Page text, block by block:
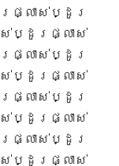
ផ្លាស់ប្ដូរ
ប្ដូរផ្លាស់
ផ្លាស់ប្ដូរ
ប្ដូរផ្លាស់
ផ្លាស់ប្ដូរ
ប្ដូរផ្លាស់
ផ្លាស់ប្ដូរ
ប្ដូរផ្លាស់